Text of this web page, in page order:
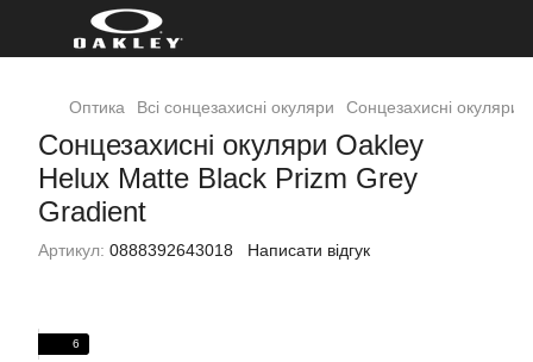
Оптика Всі сонцезахисні окуляри Сонцезахисні
Сонцезахисні окуляри Oakley
Helux Matte Black Prizm Grey
Gradient
Артикул: 0888392643018 Написати відгук
6